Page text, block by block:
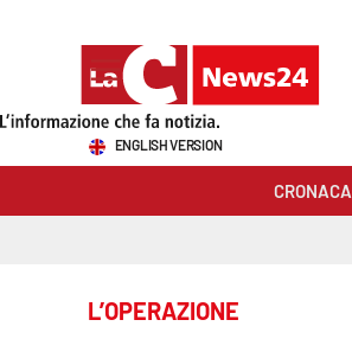
Sezioni
Economia e lavoro
ENGLISH VERSION
CRONACA
L’OPERAZIONE